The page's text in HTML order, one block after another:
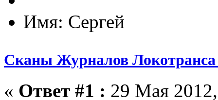
Имя: Сергей
Сканы Журналов Локотранса
« Ответ #1 : 29 Мая